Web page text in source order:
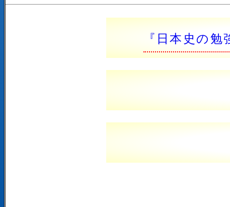
『日本史の